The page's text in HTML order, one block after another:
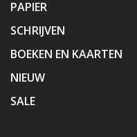
PAPIER
SCHRIJVEN
BOEKEN EN KAARTEN
NIEUW
SALE